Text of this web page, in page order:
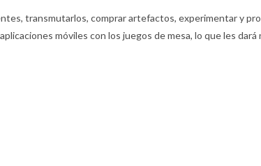
transmutarlos, comprar artefactos, experimentar y
móviles con los juegos de mesa, lo que les dará